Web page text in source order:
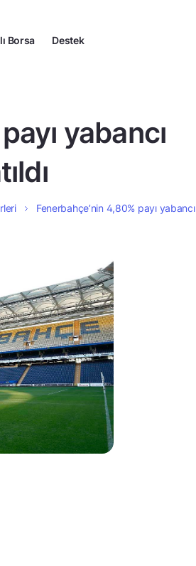
Borsa Destek
yabancı
Fenerbahçe’nin 4,80% payı yabancı